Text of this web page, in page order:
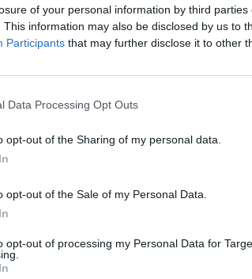
of your personal information by third parties
This information may also be disclosed by us to
Participants that may further disclose it to other
Data Processing Opt Outs
opt-out of the Sharing of my personal data.
opt-out of the Sale of my Personal Data.
opt-out of processing my Personal Data for
se află în zona Băncii Transilvania,
contravenții.
sunt zeci de conducători auto care
autoritățile locale au montat stâlpi
unor astfel de situații.